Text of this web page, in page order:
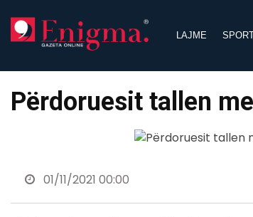
content
LAJME
Përdoruesit tallen
01/11/2021 00:00